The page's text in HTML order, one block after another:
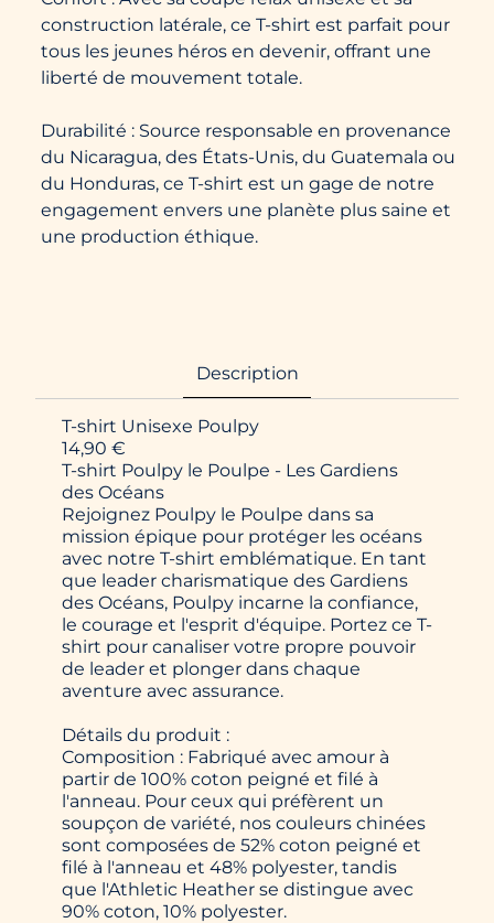
construction latérale, ce T-shirt est parfait pour
tous les jeunes héros en devenir, offrant une
liberté de mouvement totale.
Durabilité : Source responsable en provenance
du Nicaragua, des États-Unis, du Guatemala ou
du Honduras, ce T-shirt est un gage de notre
engagement envers une planète plus saine et
une production éthique.
Description
T-shirt Unisexe Poulpy
14,90 €
T-shirt Poulpy le Poulpe - Les Gardiens
des Océans
Rejoignez Poulpy le Poulpe dans sa
mission épique pour protéger les océans
avec notre T-shirt emblématique. En tant
que leader charismatique des Gardiens
des Océans, Poulpy incarne la confiance,
le courage et l'esprit d'équipe. Portez ce T-
shirt pour canaliser votre propre pouvoir
de leader et plonger dans chaque
aventure avec assurance.
Détails du produit :
Composition : Fabriqué avec amour à
partir de 100% coton peigné et filé à
l'anneau. Pour ceux qui préfèrent un
soupçon de variété, nos couleurs chinées
sont composées de 52% coton peigné et
filé à l'anneau et 48% polyester, tandis
que l'Athletic Heather se distingue avec
90% coton, 10% polyester.